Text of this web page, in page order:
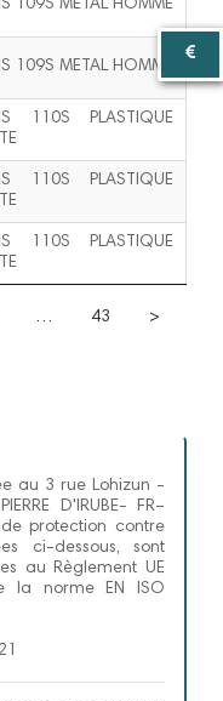
109S METAL HOMME
109S METAL HOMME
110S PLASTIQUE
110S PLASTIQUE
110S PLASTIQUE
… 43 >
au 3 rue Lohizun -
D'IRUBE- FR–
protection contre
ci-dessous, sont
au Règlement UE
la norme EN ISO